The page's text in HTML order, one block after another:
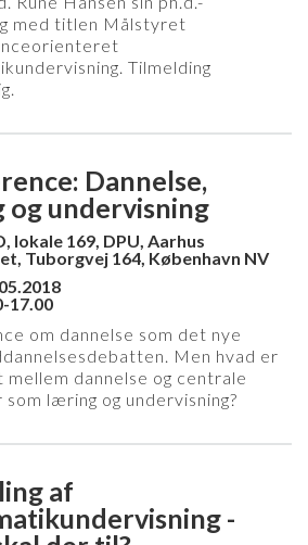
med titlen Målstyret
Tilmelding
Dannelse,
undervisning
lokale 169, DPU, Aarhus
Tuborgvej 164, København NV
17.00
om dannelse som det nye
Men hvad er
dannelse og centrale
som læring og undervisning?
af
-